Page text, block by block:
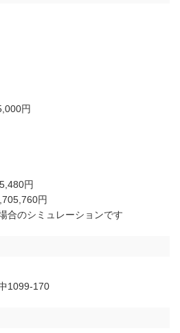
円
円
円
合のシミュレーションです
1099-170